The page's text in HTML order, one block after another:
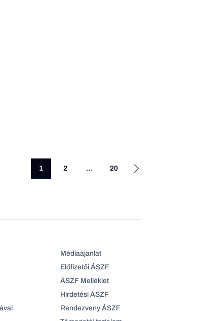
1 2 … 20
Médiaajanlat
Előfizetői ÁSZF
ÁSZF Melléklet
Hirdetési ÁSZF
Rendezveny ÁSZF